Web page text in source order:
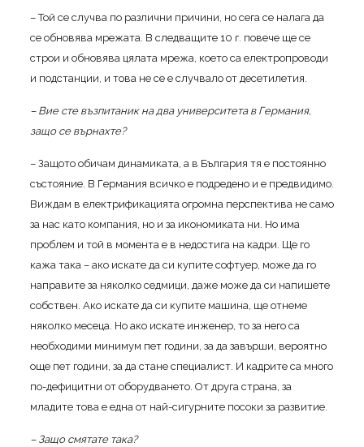
– Той се случва по различни причини, но сега се налага да
се обновява мрежата. В следващите 10 г. повече ще се
строи и обновява цялата мрежа, което са електропроводи
и подстанции, и това не се е случвало от десетилетия.
– Вие сте възпитаник на два университета в Германия,
защо се върнахте?
– Защото обичам динамиката, а в България тя е постоянно
състояние. В Германия всичко е подредено и е предвидимо.
Виждам в електрификацията огромна перспектива не само
за нас като компания, но и за икономиката ни. Но има
проблем и той в момента е в недостига на кадри. Ще го
кажа така – ако искате да си купите софтуер, може да го
направите за няколко седмици, даже може да си напишете
собствен. Ако искате да си купите машина, ще отнеме
няколко месеца. Но ако искате инженер, то за него са
необходими минимум пет години, за да завърши, вероятно
още пет години, за да стане специалист. И кадрите са много
по-дефицитни от оборудването. От друга страна, за
младите това е една от най-сигурните посоки за развитие.
– Защо смятате така?